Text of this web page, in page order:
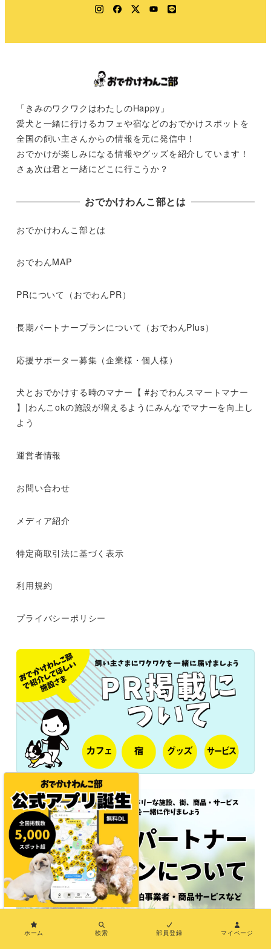
Instagram
Facebook
TwitterYouTube
LINE
「きみのワクワクはわたしのHappy」
愛犬と一緒に行けるカフェや宿などのおでかけスポットを
全国の飼い主さんからの情報を元に発信中！
おでかけが楽しみになる情報やグッズを紹介しています！
さぁ次は君と一緒にどこに行こうか？
おでかけわんこ部とは
おでかけわんこ部とは
おでわんMAP
PRについて（おでわんPR）
長期パートナープランについて（おでわんPlus）
応援サポーター募集（企業様・個人様）
犬とおでかけする時のマナー【 #おでわんスマートマナー
】|わんこokの施設が増えるようにみんなでマナーを向上し
よう
運営者情報
お問い合わせ
メディア紹介
特定商取引法に基づく表示
利用規約
プライバシーポリシー
ホーム 検索 部員登録 マイページ